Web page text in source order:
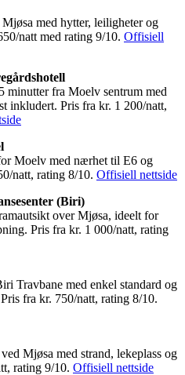
med hytter, leiligheter og
natt med rating 9/10. Offisiell
minutter fra Moelv sentrum med
inkludert. Pris fra kr. 1 200/natt,
Moelv med nærhet til E6 og
natt, rating 8/10. Offisiell nettside
(Biri)
over Mjøsa, ideelt for
Pris fra kr. 1 000/natt, rating
Travbane med enkel standard og
fra kr. 750/natt, rating 8/10.
Mjøsa med strand, lekeplass og
rating 9/10. Offisiell nettside